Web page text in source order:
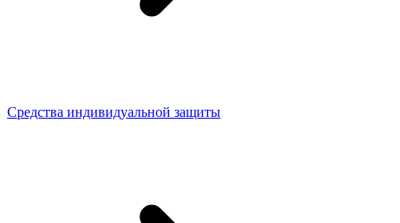
Средства индивидуальной защиты